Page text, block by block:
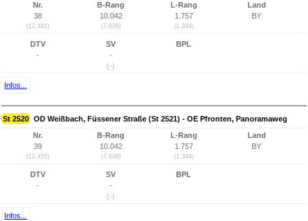
Nr.
38
(12.461)
B-Rang
10.042
(7.638)
L-Rang
1.757
(1.344)
Land
BY
DTV
-
SV
-
(-)
BPL
Infos...
St 2520 OD Weißbach, Füssener Straße (St 2521) - OE Pfronten, Panoramaweg
Nr.
39
(12.455)
B-Rang
10.042
(7.638)
L-Rang
1.757
(1.344)
Land
BY
DTV
-
SV
-
(-)
BPL
Infos...